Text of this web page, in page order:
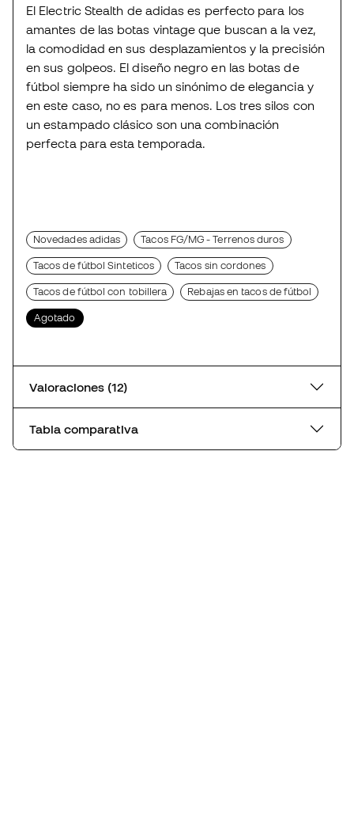
El Electric Stealth de adidas es perfecto para los
amantes de las botas vintage que buscan a la vez,
la comodidad en sus desplazamientos y la precisión
en sus golpeos. El diseño negro en las botas de
fútbol siempre ha sido un sinónimo de elegancia y
en este caso, no es para menos. Los tres silos con
un estampado clásico son una combinación
perfecta para esta temporada.
Novedades adidas Tacos FG/MG - Terrenos duros
Tacos de fútbol Sinteticos Tacos sin cordones
Tacos de fútbol con tobillera Rebajas en tacos de fútbol
Agotado
Valoraciones (12)
Tabla comparativa